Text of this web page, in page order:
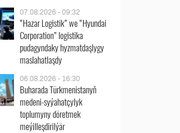
07.08.2026 - 09:32
“Hazar Logistik” we “Hyundai
Corporation” logistika
pudagyndaky hyzmatdaşlygy
maslahatlaşdy
06.08.2026 - 16:30
Buharada Türkmenistanyň
medeni-syýahatçylyk
toplumyny döretmek
meýilleşdirilýär